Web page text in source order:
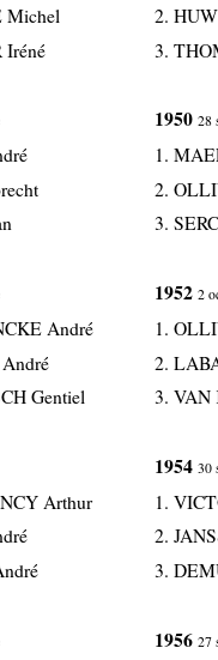
Michel
Iréné
André
Gentiel
Arthur
2.
3.
1950 28
1.
2.
3.
1952 2
1.
2.
3. VAN
1954 30
1.
2.
3.
1956 27